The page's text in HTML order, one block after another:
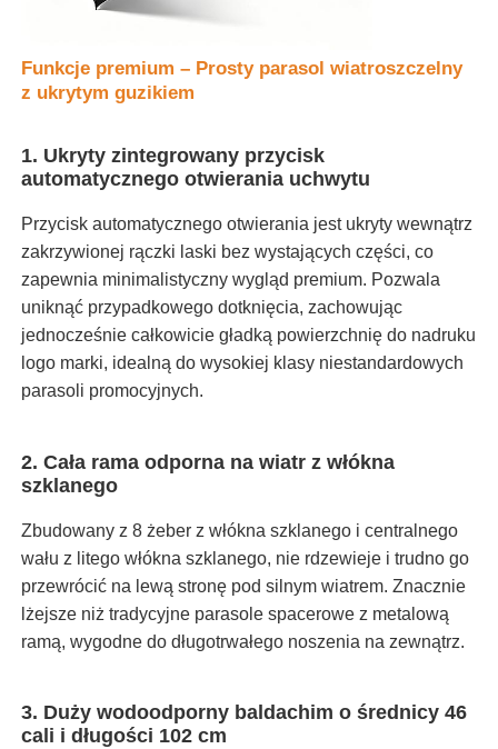
Parasole na plaży
Kreatywne parasole
Funkcje premium – Prosty parasol wiatroszczelny
z ukrytym guzikiem
1. Ukryty zintegrowany przycisk
automatycznego otwierania uchwytu
Przycisk automatycznego otwierania jest ukryty wewnątrz
zakrzywionej rączki laski bez wystających części, co
zapewnia minimalistyczny wygląd premium. Pozwala
uniknąć przypadkowego dotknięcia, zachowując
jednocześnie całkowicie gładką powierzchnię do nadruku
logo marki, idealną do wysokiej klasy niestandardowych
parasoli promocyjnych.
2. Cała rama odporna na wiatr z włókna
szklanego
Zbudowany z 8 żeber z włókna szklanego i centralnego
wału z litego włókna szklanego, nie rdzewieje i trudno go
przewrócić na lewą stronę pod silnym wiatrem. Znacznie
lżejsze niż tradycyjne parasole spacerowe z metalową
ramą, wygodne do długotrwałego noszenia na zewnątrz.
3. Duży wodoodporny baldachim o średnicy 46
cali i długości 102 cm